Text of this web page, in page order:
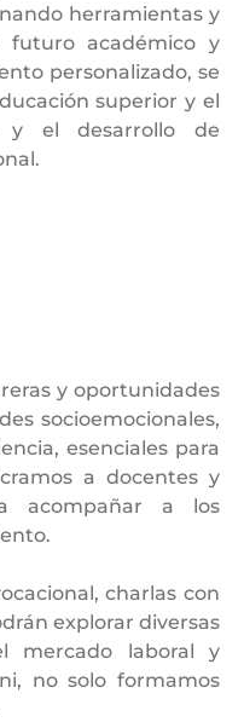
herramientas y
futuro académico y
personalizado, se
superior y el
y el desarrollo de
y oportunidades
socioemocionales,
esenciales para
a docentes y
acompañar a los
charlas con
explorar diversas
mercado laboral y
no solo formamos